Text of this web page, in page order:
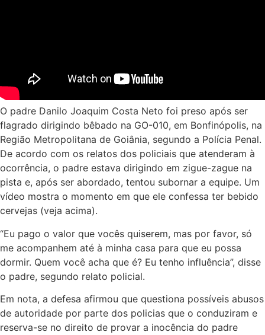
O padre Danilo Joaquim Costa Neto foi preso após ser
flagrado dirigindo bêbado na GO-010, em Bonfinópolis, na
Região Metropolitana de Goiânia, segundo a Polícia Penal.
De acordo com os relatos dos policiais que atenderam à
ocorrência, o padre estava dirigindo em zigue-zague na
pista e, após ser abordado, tentou subornar a equipe. Um
vídeo mostra o momento em que ele confessa ter bebido
cervejas (veja acima).
“Eu pago o valor que vocês quiserem, mas por favor, só
me acompanhem até à minha casa para que eu possa
dormir. Quem você acha que é? Eu tenho influência”, disse
o padre, segundo relato policial.
Em nota, a defesa afirmou que questiona possíveis abusos
de autoridade por parte dos policias que o conduziram e
reserva-se no direito de provar a inocência do padre